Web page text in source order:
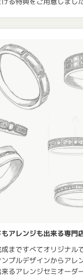
アレンジも出来る専門
まですべてオリジナル
プルデザインからアレ
るアレンジセミオーダ